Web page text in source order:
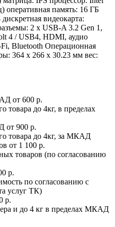
память: 16 ГБ
видеокарта:
2 x USB-A 3.2 Gen 1,
4 / USB4, HDMI, аудио
Fi, Bluetooth Операционная
364 x 266 x 30.23 мм вес:
от 600 р.
товара до 4кг, в пределах
от 900 р.
товара до 4кг, за МКАД
от 1 100 р.
товаров (по согласованию
р.
по согласованию с
услуг ТК)
р.
и до 4 кг в пределах МКАД